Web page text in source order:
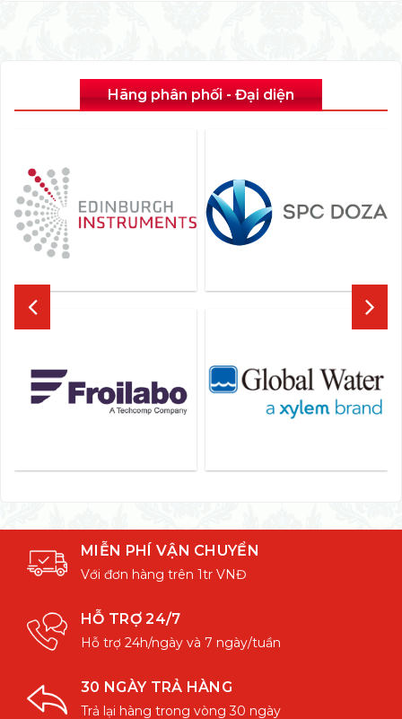
Hãng phân phối - Đại diện
MIỄN PHÍ VẬN CHUYỂN
Với đơn hàng trên 1tr VNĐ
HỖ TRỢ 24/7
Hỗ trợ 24h/ngày và 7 ngày/tuần
30 NGÀY TRẢ HÀNG
Trả lại hàng trong vòng 30 ngày